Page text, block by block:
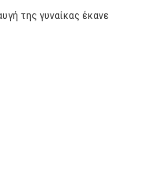
της γυναίκας έκανε